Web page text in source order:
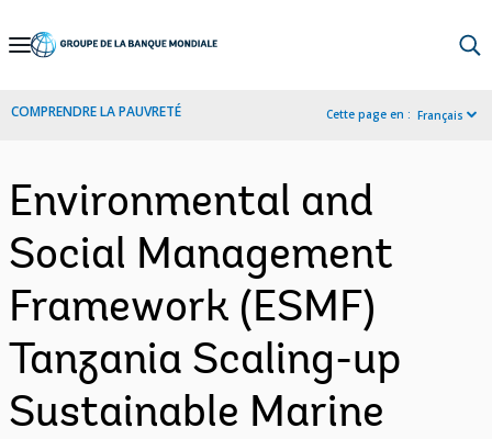
Skip
Navigation
COMPRENDRE LA PAUVRETÉ Cette page en : Français
Environmental and
Social Management
Framework (ESMF)
Tanzania Scaling-up
Sustainable Marine